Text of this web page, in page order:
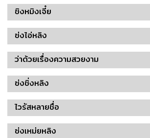
ชิงหมิงเจี๋ย
ซ่งไอ่หลิง
ว่าด้วยเรื่องความสวยงาม
ซ่งชิ่งหลิง
ไวรัสหลายชื่อ
ซ่งเหม่ยหลิง